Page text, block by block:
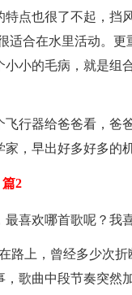
特点也很了不起，挡
适合在水里活动。
小小的毛病，就是组
飞行器给爸爸看，爸
家，早出好多好多的
2
最喜欢哪首歌呢？我
路上，曾经多少次
，歌曲中段节奏突然